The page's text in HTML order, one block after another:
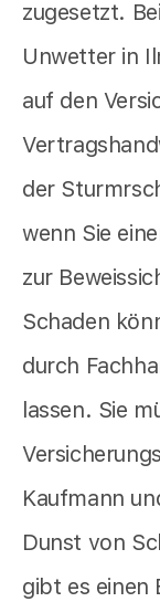
zugesetzt.
Unwetter in
auf den
der
wenn Sie
zur
Schaden
durch
lassen. Sie
Kaufmann
Dunst von
gibt es einen